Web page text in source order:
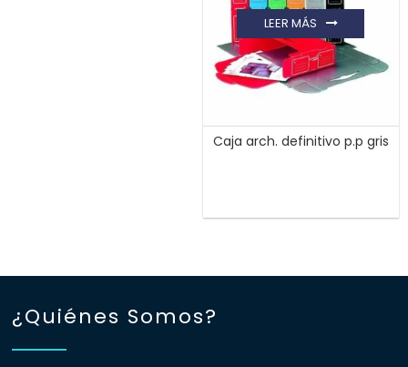
Caja arch. definitivo p.p gris
LEER MÁS
¿Quiénes Somos?